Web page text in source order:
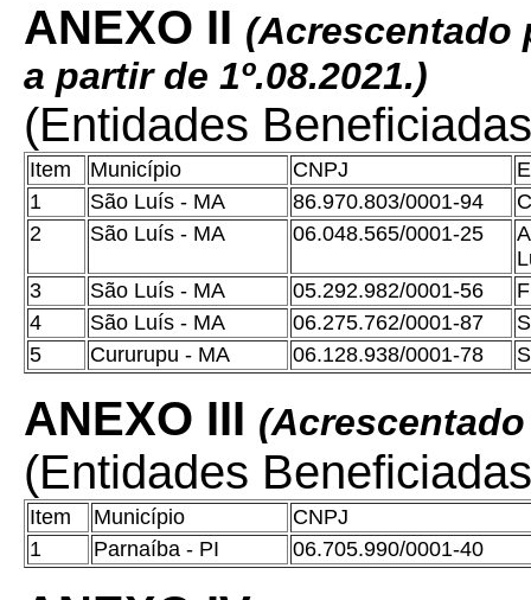
ANEXO II (Acrescentado
a partir de 1º.08.2021.)
(Entidades
Item Município CNPJ
1
São Luís - MA 86.970.803/0001-94
2
São Luís - MA 06.048.565/0001-25
3
São Luís - MA 05.292.982/0001-56
4
São Luís - MA 06.275.762/0001-87
5
Cururupu - MA 06.128.938/0001-78
ANEXO III
(Entidades
Item Município
CNPJ
1
Parnaíba - PI 06.705.990/0001-40